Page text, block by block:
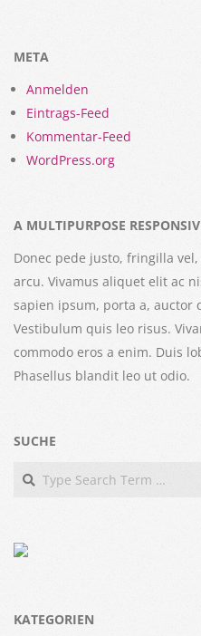
META
Anmelden
Eintrags-Feed
Kommentar-Feed
WordPress.org
A MULTIPURPOSE
Donec pede justo, fringilla
arcu. Vivamus aliquet elit ac
sapien ipsum, porta a, auctor
Vestibulum quis leo risus.
commodo eros a enim. Duis
Phasellus blandit leo ut odio.
SUCHE
Search
KATEGORIEN